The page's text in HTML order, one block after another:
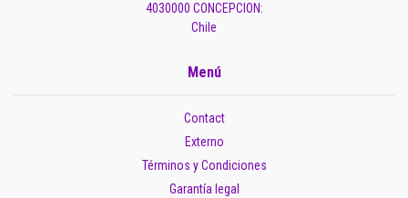
4030000 CONCEPCION:
Chile
Menú
Contact
Externo
Términos y Condiciones
Garantía legal